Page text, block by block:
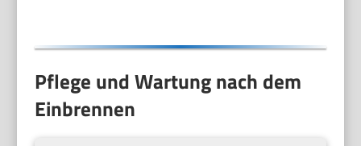
Pflege und Wartung nach dem
Einbrennen